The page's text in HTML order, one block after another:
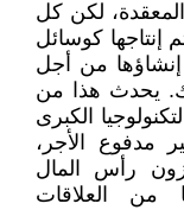
المعقدة، لكن كل
كوسائل
إنشاؤها من أجل
يحدث هذا من
الكبرى
مدفوع الأجر،
رأس المال
من العلاقات